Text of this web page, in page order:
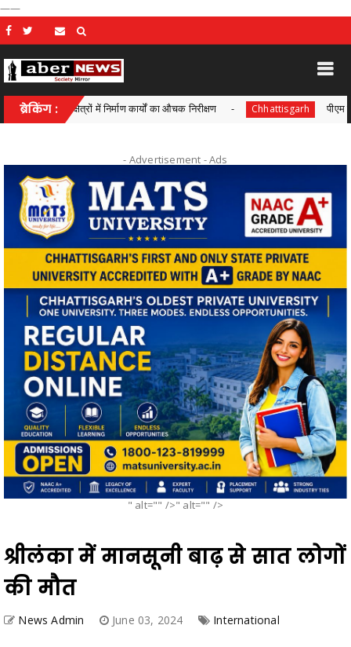
——
ब्रेकिंग :
क्षेत्रों में निर्माण कार्यों का औचक निरीक्षण Chhattisgarh पीएम सूर्य घर-मुफ्त
- Advertisement -Ads
" alt="" />" alt="" />
श्रीलंका में मानसूनी बाढ़ से सात लोगों
की मौत
News Admin June 03, 2024 International